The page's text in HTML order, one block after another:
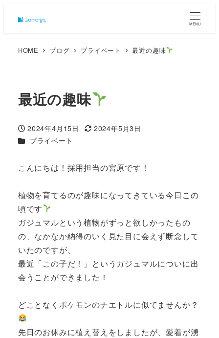
MENU
HOME ブログ プライベート 最近の趣味
最近の趣味
投稿日
2024年4月15日
更新日
2024年5月3日
カテゴリー
プライベート
こんにちは！採用担当の宮原です！
植物を育てるのが趣味になってきている今日この
頃です
ガジュマルという植物がずっと欲しかったもの
の、なかなか納得のいく見た目に会えず断念して
いたのですが、
最近「この子だ！」というガジュマルについに出
会うことができました！
どことなくポケモンのナエトルに似てませんか？
先日のお休みに植え替えをしましたが、愛着が湧